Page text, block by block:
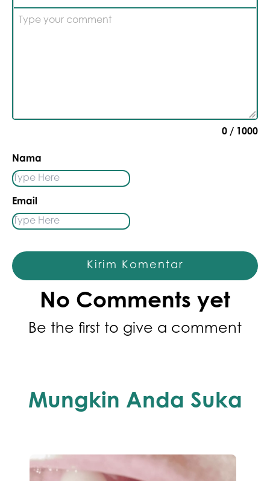
Type your comment
0 / 1000
Nama
Email
Kirim Komentar
No Comments yet
Be the first to give a comment
Mungkin Anda Suka